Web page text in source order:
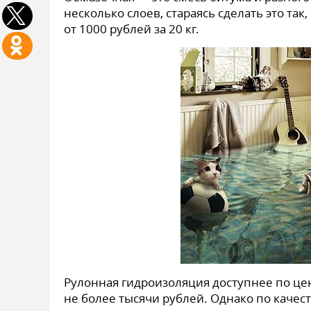
несколько слоев, стараясь сделать это
от 1000 рублей за 20 кг.
Рулонная гидроизоляция доступнее по
не более тысячи рублей. Однако по